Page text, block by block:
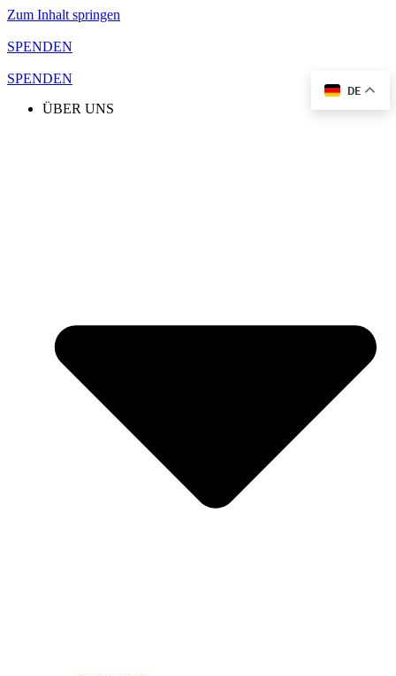
Zum Inhalt springen
SPENDEN
SPENDEN
ÜBER UNS
DE